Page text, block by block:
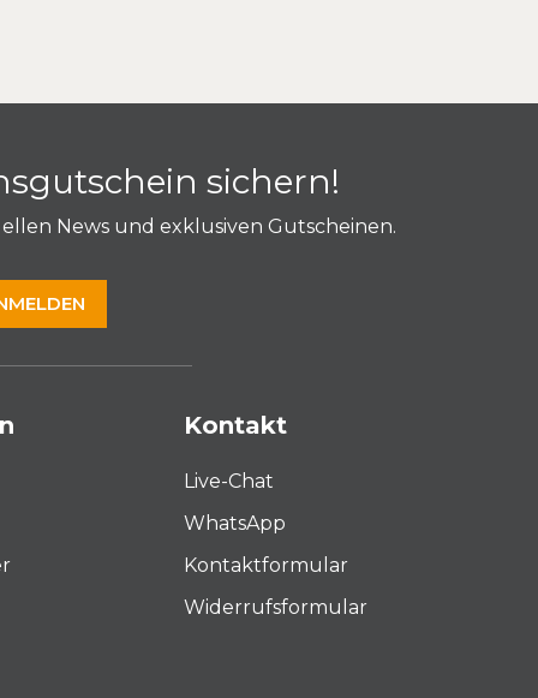
des Daches mit Reißverschlüssen
und Durchgangsbögen eingefasst
Erdhaken sowie Wassergewichte sind
sichern!
News und exklusiven Gutscheinen.
Kontakt
Live-Chat
WhatsApp
Kontaktformular
Widerrufsformular